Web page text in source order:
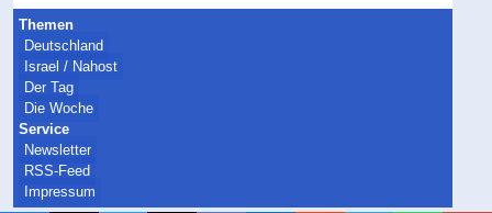
Themen
Deutschland
Israel / Nahost
Der Tag
Die Woche
Service
Newsletter
RSS-Feed
Impressum